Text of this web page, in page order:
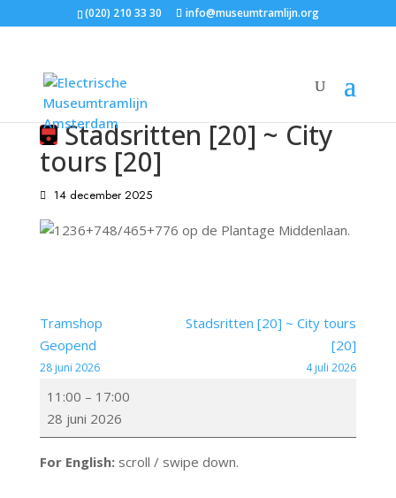
(020) 210 33 30 info@museumtramlijn.org
Stadsritten [20] ~ City
tours [20]
14 december 2025
Tramshop
Geopend
28 juni 2026
Stadsritten [20] ~ City tours
[20]
4 juli 2026
Stadsritten
[20]
~
City
11:00 – 17:00
28 juni 2026
For English:scroll / swipe down.